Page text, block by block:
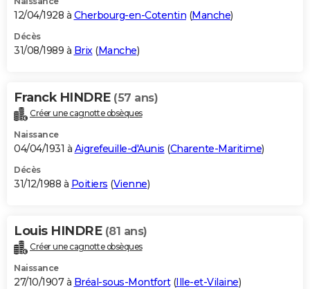
12/04/1928 à Cherbourg-en-Cotentin (Manche)
Décès
31/08/1989 à Brix(Manche)
Franck HINDRE (57 ans)
Créer une cagnotte obsèques
Naissance
04/04/1931 à Aigrefeuille-d'Aunis (Charente-Maritime)
Décès
31/12/1988 à Poitiers (Vienne)
Louis HINDRE (81 ans)
Créer une cagnotte obsèques
Naissance
27/10/1907 à Bréal-sous-Montfort(Ille-et-Vilaine)